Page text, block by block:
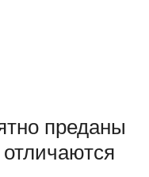
преданы